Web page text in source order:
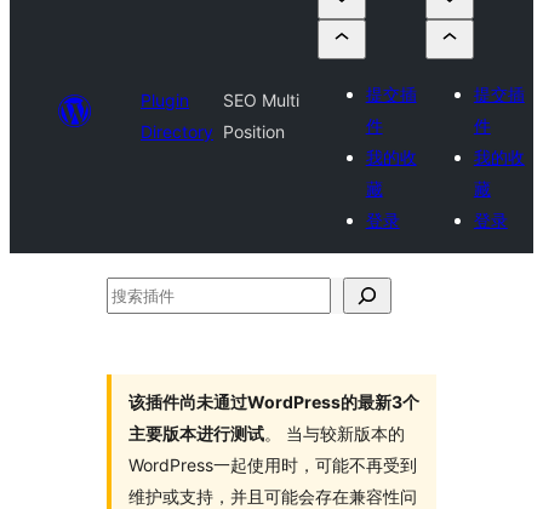
Plugin
Directory
SEO Multi
Position
提交插
件
我的收
藏
登录
提交插
件
我的收
藏
登录
搜
该插件尚未通过WordPress的最新3个
主要版本进行测试。 当与较新版本的
WordPress一起使用时，可能不再受到
维护或支持，并且可能会存在兼容性问